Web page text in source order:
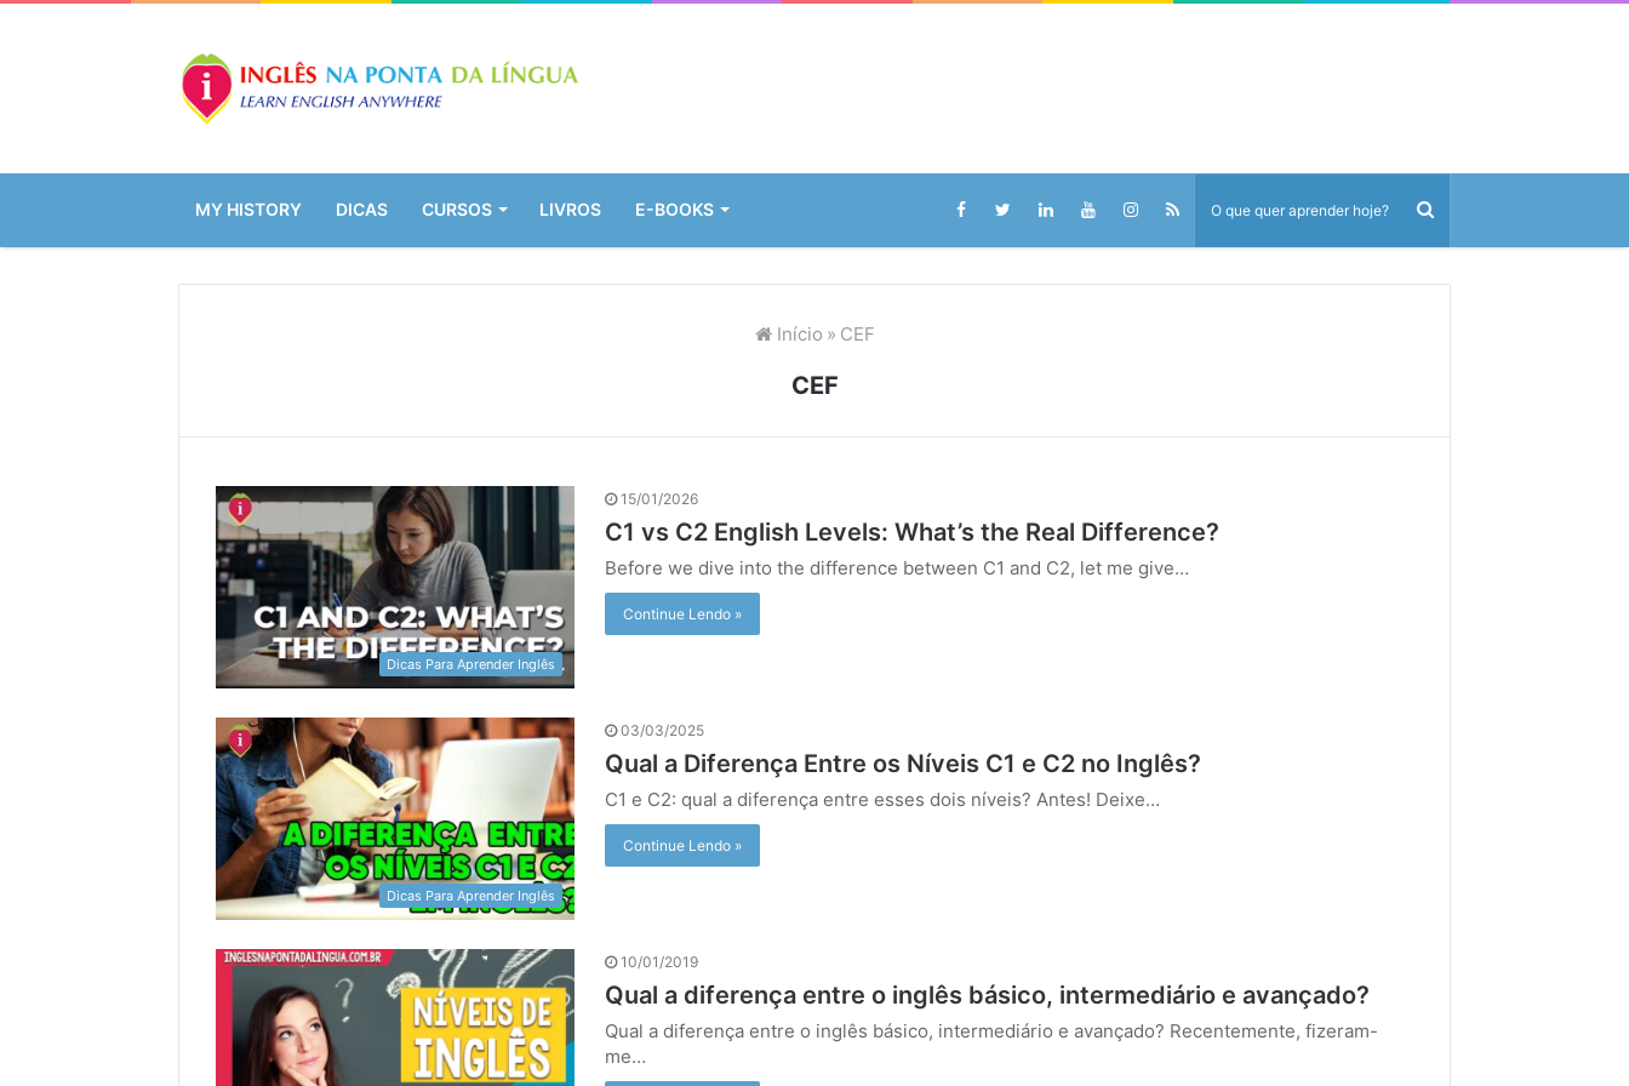
MY HISTORY DICAS CURSOS LIVROS E-BOOKS
Início » CEF
CEF
Dicas Para Aprender Inglês
15/01/2026
C1 vs C2 English Levels: What’s the Real Difference?
Before we dive into the difference between C1 and C2, let me give…
Continue Lendo »
Dicas Para Aprender Inglês
03/03/2025
Qual a Diferença Entre os Níveis C1 e C2 no Inglês?
C1 e C2: qual a diferença entre esses dois níveis? Antes! Deixe…
Continue Lendo »
10/01/2019
Qual a diferença entre o inglês básico, intermediário e avançado?
Qual a diferença entre o inglês básico, intermediário e avançado? Recentemente, fizeram-
me…